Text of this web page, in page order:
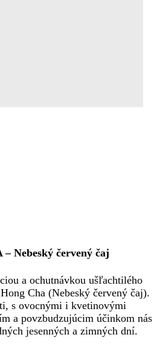
Nebeský červený čaj
a ochutnávkou ušľachtilého
Cha (Nebeský červený čaj).
s ovocnými i kvetinovými
a povzbudzujúcim účinkom nás
jesenných a zimných dní.